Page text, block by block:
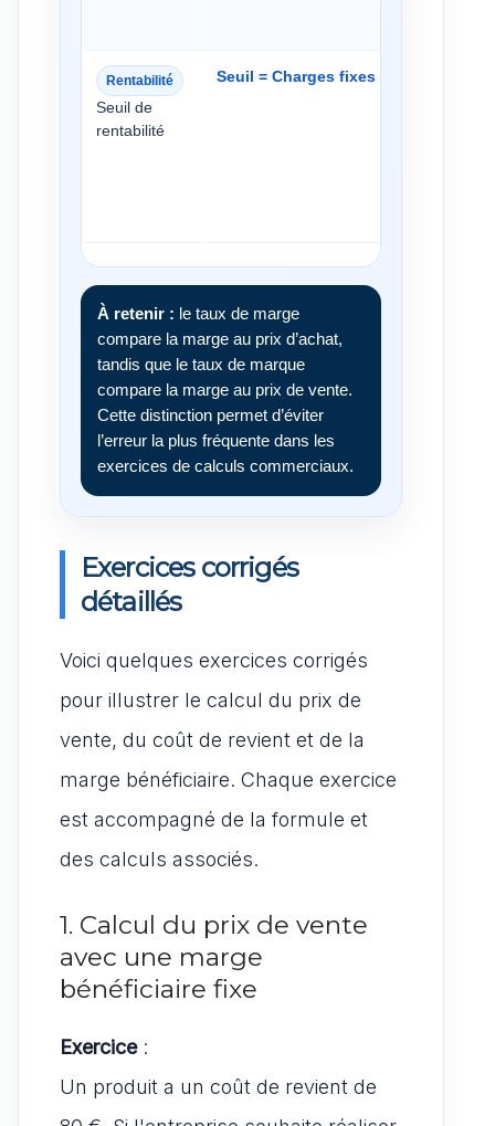
Rentabilité
Seuil de
rentabilité
Seuil = Charges fixes ÷ Taux de
À retenir : le taux de marge
compare la marge au prix d’achat,
tandis que le taux de marque
compare la marge au prix de vente.
Cette distinction permet d’éviter
l’erreur la plus fréquente dans les
exercices de calculs commerciaux.
Exercices corrigés
détaillés
Voici quelques exercices corrigés
pour illustrer le calcul du prix de
vente, du coût de revient et de la
marge bénéficiaire. Chaque exercice
est accompagné de la formule et
des calculs associés.
1. Calcul du prix de vente
avec une marge
bénéficiaire fixe
Exercice:
Un produit a un coût de revient de